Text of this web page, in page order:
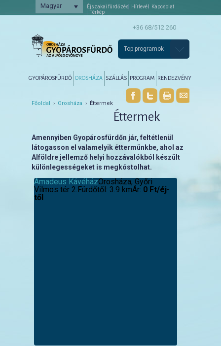
Magyar Éjszakai fürdőzés Hírlevél
Kapcsolat
Térkép
+36 68/512 260
Top programok
Tovább az elsődleges tartalomra
Tovább a másodlagos tartalomra
GYOPÁROSFÜRDŐ OROSHÁZA SZÁLLÁS PROGRAM RENDEZVÉNY
Főoldal › Orosháza › Éttermek
Éttermek
Amennyiben Gyopárosfürdőn jár, feltétlenül
látogasson el valamelyik éttermünkbe, ahol az
Alföldre jellemző helyi hozzávalókból készült
különlegességeket is megkóstolhat.
Amadeus KávéházOrosháza, Győri
Vilmos tér 2.Fürdőtől: 3.9 kmÁr: 0 Ft/éj-
től